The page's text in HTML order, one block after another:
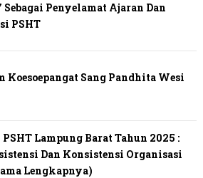
Sebagai Penyelamat Ajaran Dan
PSHT
Koesoepangat Sang Pandhita Wesi
Lampung Barat Tahun 2025 :
Dan Konsistensi Organisasi
Lengkapnya)